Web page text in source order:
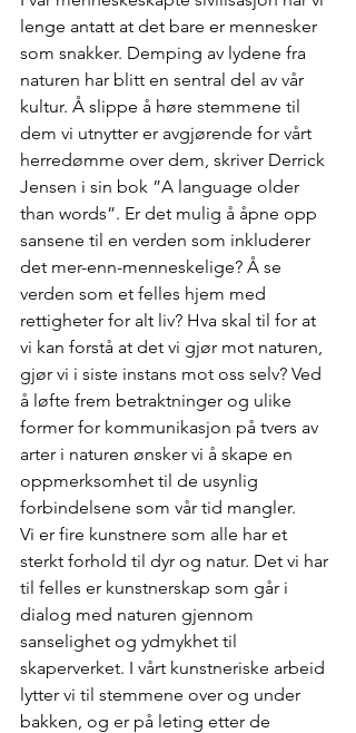
lenge antatt at det bare er mennesker
som snakker. Demping av lydene fra
naturen har blitt en sentral del av vår
kultur. Å slippe å høre stemmene til
dem vi utnytter er avgjørende for vårt
herredømme over dem, skriver Derrick
Jensen i sin bok ”A language older
than words”. Er det mulig å åpne opp
sansene til en verden som inkluderer
det mer-enn-menneskelige? Å se
verden som et felles hjem med
rettigheter for alt liv? Hva skal til for at
vi kan forstå at det vi gjør mot naturen,
gjør vi i siste instans mot oss selv? Ved
å løfte frem betraktninger og ulike
former for kommunikasjon på tvers av
arter i naturen ønsker vi å skape en
oppmerksomhet til de usynlig
Vi er fire kunstnere som alle har et
sterkt forhold til dyr og natur. Det vi har
til felles er kunstnerskap som går i
dialog med naturen gjennom
sanselighet og ydmykhet til
skaperverket. I vårt kunstneriske arbeid
lytter vi til stemmene over og under
bakken, og er på leting etter de